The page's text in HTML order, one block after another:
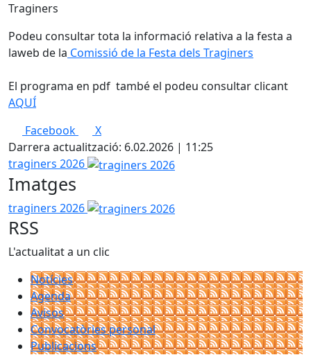
Traginers
Podeu consultar tota la informació relativa a la festa a
laweb de la Comissió de la Festa dels Traginers
El programa en pdf també el podeu consultar clicant
AQUÍ
Facebook
X
Darrera actualització: 6.02.2026 | 11:25
traginers 2026
Imatges
traginers 2026
RSS
L'actualitat a un clic
Notícies
Agenda
Avisos
Convocatòries personal
Publicacions